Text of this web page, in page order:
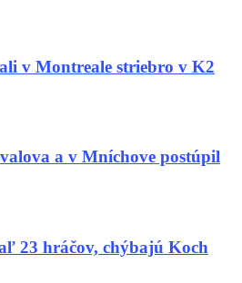
v Montreale striebro v K2
a v Mníchove postúpil
23 hráčov, chýbajú Koch